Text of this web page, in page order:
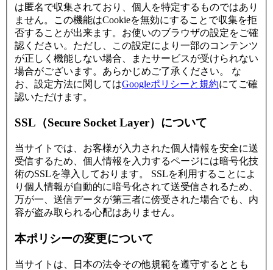
は匿名で収集されており、個人を特定するものではあり
ません。この機能はCookieを無効にすることで収集を拒
否することが出来ます。お使いのブラウザの設定をご確
認ください。ただし、この設定により一部のコンテンツ
が正しく機能しない場合、またサービスが受けられない
場合がございます。あらかじめご了承ください。 な
お、設定方法に関してはGoogleポリシーと規約にてご確
認いただけます。
SSL（Secure Socket Layer）について
当サイトでは、お客様が入力された個人情報を安全に送
受信するため、個人情報を入力するページには暗号化技
術のSSLを導入しております。 SSLを利用することによ
り個人情報が自動的に暗号化されて送受信されるため、
万が一、送信データが第三者に傍受された場合でも、内
容が盗み取られる心配はありません。
本ポリシーの変更について
当サイトは、日本の法令その他規範を遵守するととも